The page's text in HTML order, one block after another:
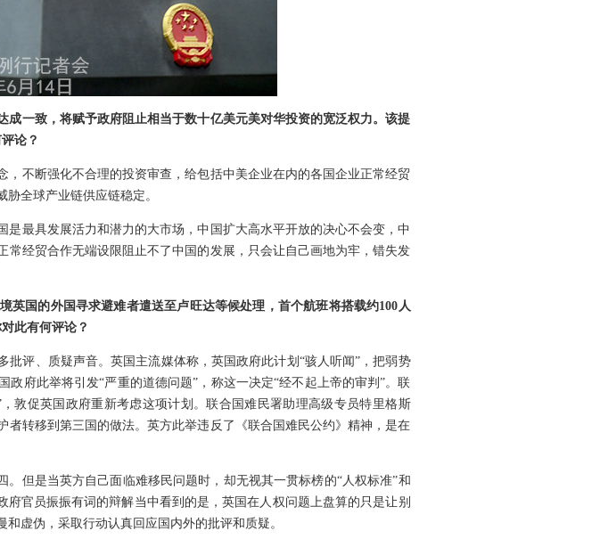
一致，将赋予政府阻止相当于数十亿美元美对华投资的宽泛权力。该提
论？
不断强化不合理的投资审查，给包括中美企业在内的各国企业正常经贸
全球产业链供应链稳定。
最具发展活力和潜力的大市场，中国扩大高水平开放的决心不会变，中
经贸合作无端设限阻止不了中国的发展，只会让自己画地为牢，错失发
英国的外国寻求避难者遣送至卢旺达等候处理，首个航班将搭载约100人
此有何评论？
评、质疑声音。英国主流媒体称，英国政府此计划“骇人听闻”，把弱势
府此举将引发“严重的道德问题”，称这一决定“经不起上帝的审判”。联
敦促英国政府重新考虑这项计划。联合国难民署助理高级专员特里格斯
转移到第三国的做法。英方此举违反了《联合国难民公约》精神，是在
但是当英方自己面临难移民问题时，却无视其一贯标榜的“人权标准”和
官员振振有词的辩解当中看到的是，英国在人权问题上盘算的只是让别
虚伪，采取行动认真回应国内外的批评和质疑。